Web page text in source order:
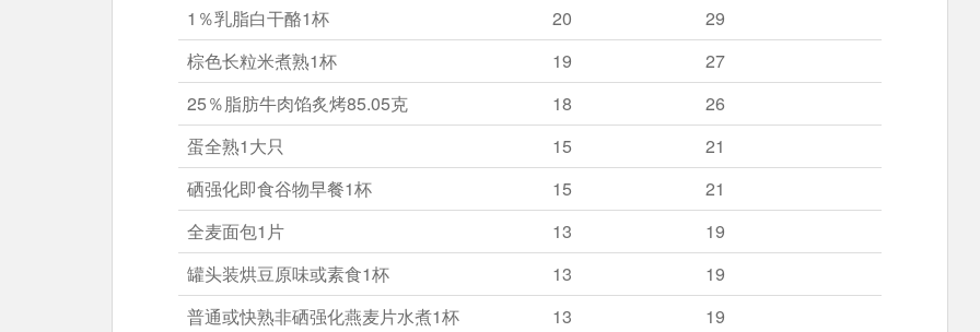
1％乳脂白干酪1杯
20
29
棕色长粒米煮熟1杯
19
27
25％脂肪牛肉馅炙烤85.05克
18
26
蛋全熟1大只
15
21
硒强化即食谷物早餐1杯
15
21
全麦面包1片
13
19
罐头装烘豆原味或素食1杯
13
19
普通或快熟非硒强化燕麦片水煮1杯
13
19